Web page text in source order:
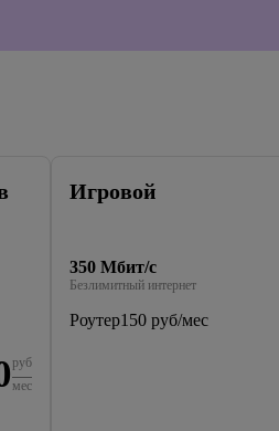
руб
мес
Игровой
350 Мбит/с
Безлимитный интернет
Роутер150 руб/мес